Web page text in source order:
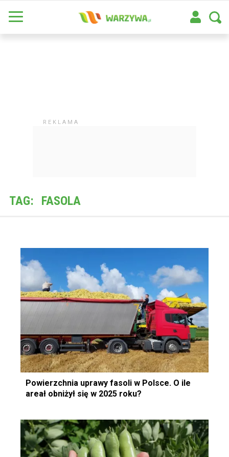
TAG: FASOLA
Powierzchnia uprawy fasoli w Polsce. O ile
areał obniżył się w 2025 roku?